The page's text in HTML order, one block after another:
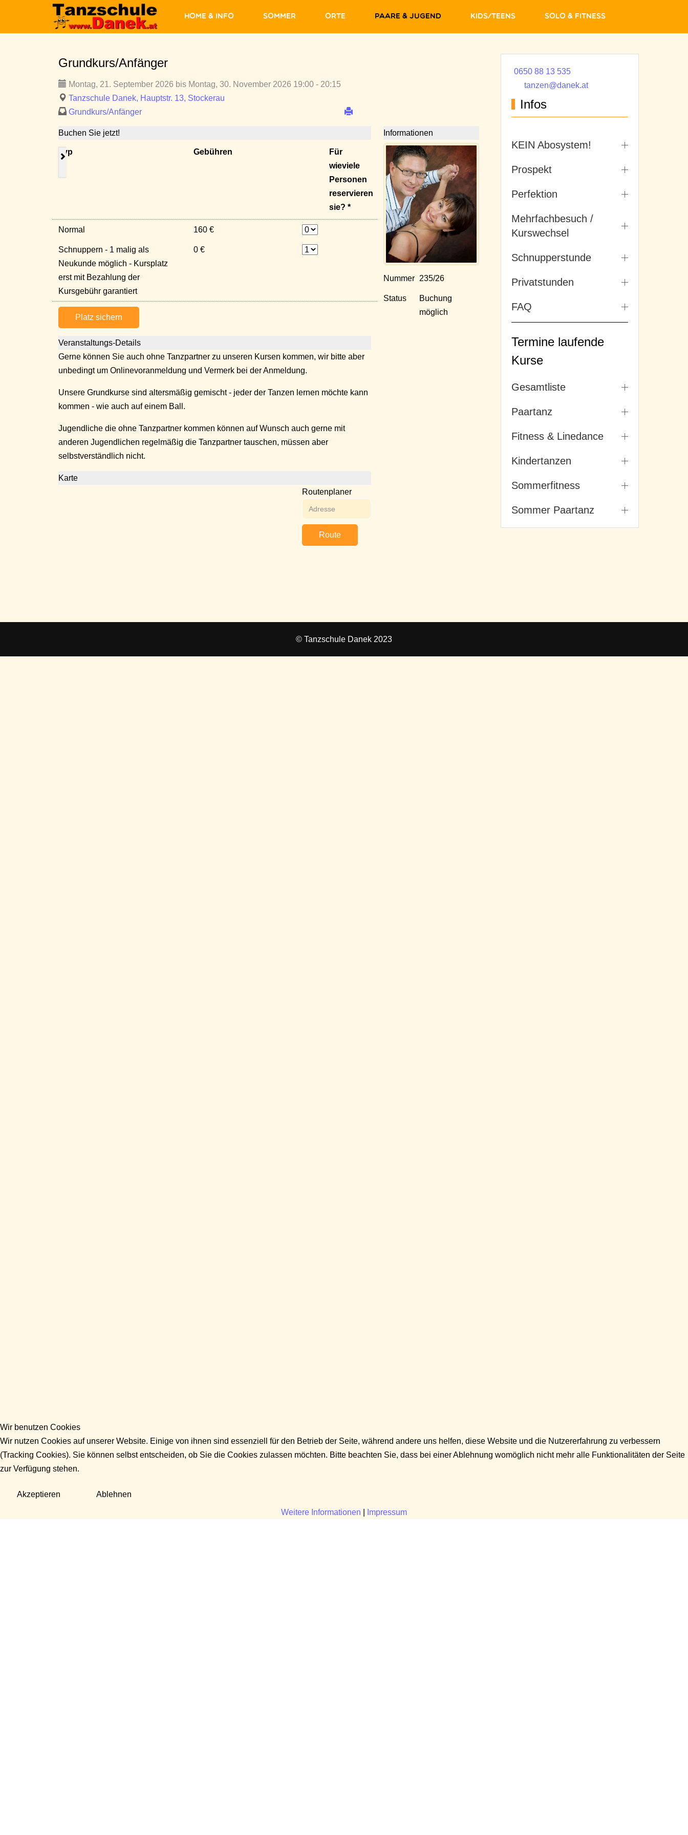
Home & Info Sommer Orte Paare & Jugend Kids/Teens Solo & Fitness
Grundkurs/Anfänger
Montag, 21. September 2026 bis Montag, 30. November 2026 19:00 - 20:15
Tanzschule Danek, Hauptstr. 13, Stockerau
Grundkurs/Anfänger
Buchen Sie jetzt!
Typ Gebühren
Für
wieviele
Personen
reservieren
sie? *
Normal 160 €
Schnuppern - 1 malig als
Neukunde möglich - Kursplatz
erst mit Bezahlung der
Kursgebühr garantiert
0 €
Platz sichern
Veranstaltungs-Details
Gerne können Sie auch ohne Tanzpartner zu unseren Kursen kommen, wir bitte aber
unbedingt um Onlinevoranmeldung und Vermerk bei der Anmeldung.
Unsere Grundkurse sind altersmäßig gemischt - jeder der Tanzen lernen möchte kann
kommen - wie auch auf einem Ball.
Jugendliche die ohne Tanzpartner kommen können auf Wunsch auch gerne mit
anderen Jugendlichen regelmäßig die Tanzpartner tauschen, müssen aber
selbstverständlich nicht.
Karte
Routenplaner
Route
Informationen
Nummer 235/26
Status
Buchung
möglich
0650 88 13 535
tanzen@danek.at
Infos
KEIN Abosystem!
Prospekt
Perfektion
Mehrfachbesuch /
Kurswechsel
Schnupperstunde
Privatstunden
FAQ
Termine laufende
Kurse
Gesamtliste
Paartanz
Fitness & Linedance
Kindertanzen
Sommerfitness
Sommer Paartanz
© Tanzschule Danek 2023
Wir benutzen Cookies
Wir nutzen Cookies auf unserer Website. Einige von ihnen sind essenziell für den Betrieb der Seite, während andere uns helfen, diese Website und die Nutzererfahrung zu verbessern
(Tracking Cookies). Sie können selbst entscheiden, ob Sie die Cookies zulassen möchten. Bitte beachten Sie, dass bei einer Ablehnung womöglich nicht mehr alle Funktionalitäten der Seite
zur Verfügung stehen.
Akzeptieren Ablehnen
Weitere Informationen Impressum